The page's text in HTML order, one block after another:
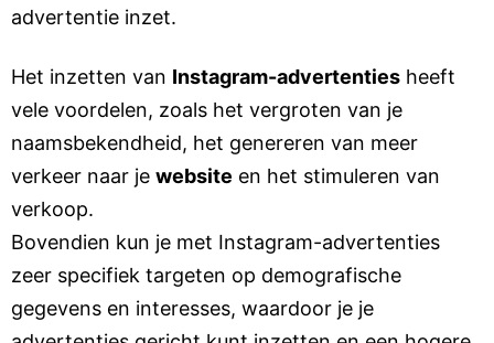
advertentie inzet.
Het inzetten van Instagram-advertenties heeft
vele voordelen, zoals het vergroten van je
naamsbekendheid, het genereren van meer
verkeer naar je website en het stimuleren van
verkoop.
Bovendien kun je met Instagram-advertenties
zeer specifiek targeten op demografische
gegevens en interesses, waardoor je je